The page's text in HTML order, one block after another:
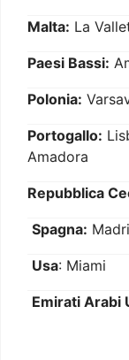
Malta: La
Paesi Bassi:
Polonia:
Portogallo:
Amadora
Repubblica
Spagna:
Usa: Miami
Emirati Arabi